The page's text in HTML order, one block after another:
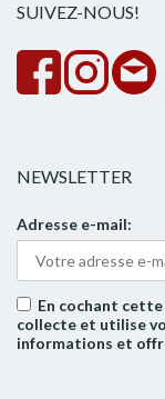
SUIVEZ-NOUS!
NEWSLETTER
Adresse e-mail:
En cochant cette
collecte et utilise
informations et